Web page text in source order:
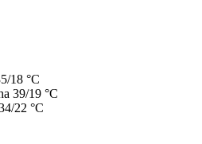
18 °C
39/19 °C
22 °C